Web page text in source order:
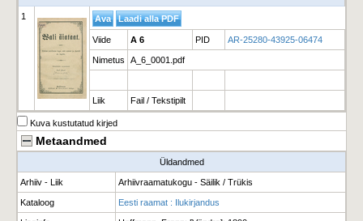
1
Viide A 6 PID AR-25280-43925-06474
Nimetus A_6_0001.pdf
Liik Fail / Tekstipilt
Kuva kustutatud kirjed
Metaandmed
Üldandmed
Arhiiv - Liik Arhiivraamatukogu - Säilik / Trükis
Kataloog Eesti raamat : Ilukirjandus